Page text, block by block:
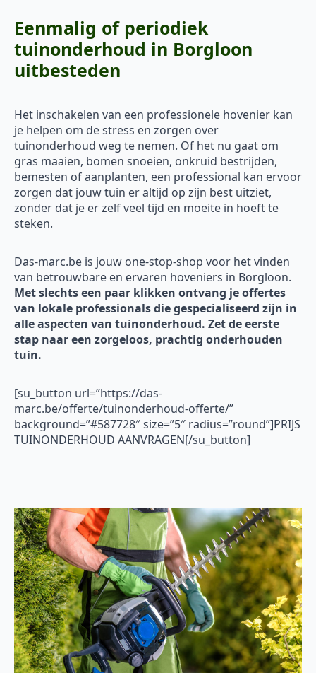
Eenmalig of periodiek
tuinonderhoud in Borgloon
uitbesteden
Het inschakelen van een professionele hovenier kan
je helpen om de stress en zorgen over
tuinonderhoud weg te nemen. Of het nu gaat om
gras maaien, bomen snoeien, onkruid bestrijden,
bemesten of aanplanten, een professional kan ervoor
zorgen dat jouw tuin er altijd op zijn best uitziet,
zonder dat je er zelf veel tijd en moeite in hoeft te
steken.
Das-marc.be is jouw one-stop-shop voor het vinden
van betrouwbare en ervaren hoveniers in Borgloon.
Met slechts een paar klikken ontvang je offertes
van lokale professionals die gespecialiseerd zijn in
alle aspecten van tuinonderhoud. Zet de eerste
stap naar een zorgeloos, prachtig onderhouden
tuin.
[su_button url=”https://das-
marc.be/offerte/tuinonderhoud-offerte/”
background=”#587728″ size=”5″ radius=”round”]PRIJS
TUINONDERHOUD AANVRAGEN[/su_button]